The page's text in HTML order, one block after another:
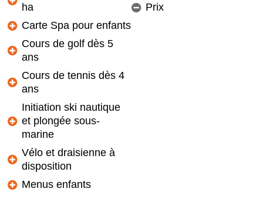
ha
Carte Spa pour enfants
Cours de golf dès 5
ans
Cours de tennis dès 4
ans
Initiation ski nautique
et plongée sous-
marine
Vélo et draisienne à
disposition
Menus enfants
Prix